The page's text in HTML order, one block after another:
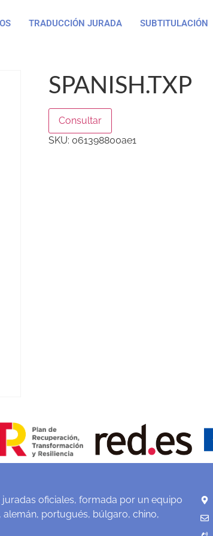
TRADUCCIÓN JURADA SUBTITULACIÓN
SPANISH.TXP
Consultar
SKU: 061398800ae1
oficiales, formada por un equipo
portugués, búlgaro, chino,